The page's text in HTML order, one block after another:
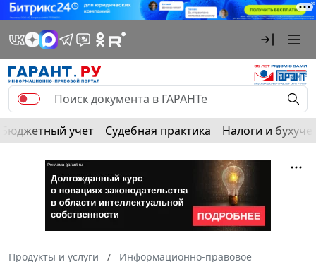
Бюджетный учет Судебная практика Налоги и
Продукты и услуги
Информационно-правовое